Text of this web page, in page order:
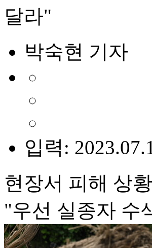
달라"
박숙현 기자
입력:
현장서 피해 상
"우선 실종자 수